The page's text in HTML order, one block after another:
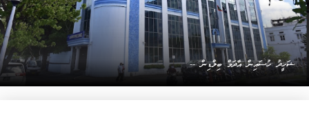
ޝަހީދު ހުސައިން އާދަމް ބިލްޑިން --